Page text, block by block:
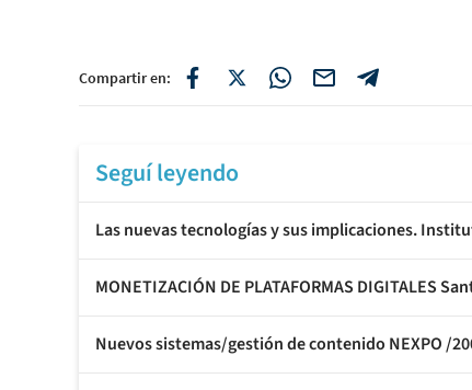
Compartir en:
Seguí leyendo
Las nuevas tecnologías y sus implicaciones.
MONETIZACIÓN DE PLATAFORMAS DIGITALES
Nuevos sistemas/gestión de contenido NEXPO /